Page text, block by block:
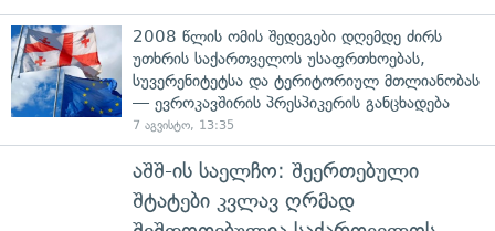
2008 წლის ომის შედეგები დღემდე ძირს
უთხრის საქართველოს უსაფრთხოებას,
სუვერენიტეტსა და ტერიტორიულ მთლიანობას
— ევროკავშირის პრესპიკერის განცხადება
7 აგვისტო, 13:35
აშშ-ის საელჩო: შეერთებული
შტატები კვლავ ღრმად